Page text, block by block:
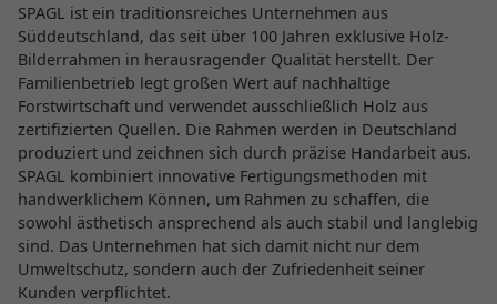
SPAGL ist ein traditionsreiches Unternehmen aus
Süddeutschland, das seit über 100 Jahren exklusive Holz-
Bilderrahmen in herausragender Qualität herstellt. Der
Familienbetrieb legt großen Wert auf nachhaltige
Forstwirtschaft und verwendet ausschließlich Holz aus
zertifizierten Quellen. Die Rahmen werden in Deutschland
produziert und zeichnen sich durch präzise Handarbeit aus.
SPAGL kombiniert innovative Fertigungsmethoden mit
handwerklichem Können, um Rahmen zu schaffen, die
sowohl ästhetisch ansprechend als auch stabil und langlebig
sind. Das Unternehmen hat sich damit nicht nur dem
Umweltschutz, sondern auch der Zufriedenheit seiner
Kunden verpflichtet.